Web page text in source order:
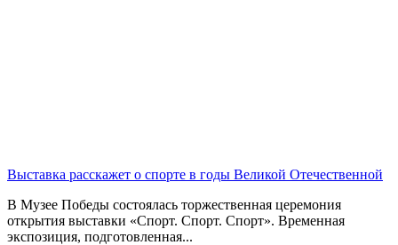
Выставка расскажет о спорте в годы Великой Отечественной
В Музее Победы состоялась торжественная церемония
открытия выставки «Спорт. Спорт. Спорт». Временная
экспозиция, подготовленная...